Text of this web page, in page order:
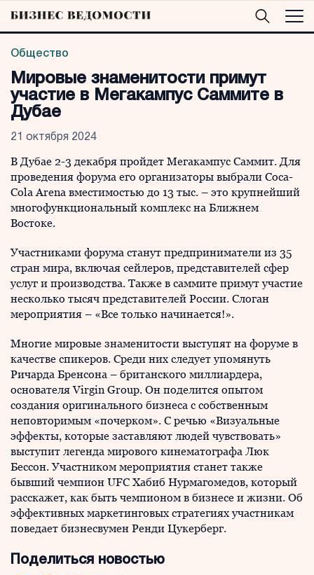
Общество
Мировые знаменитости примут
участие в Мегакампус Саммите в
Дубае
21 октября 2024
В Дубае 2-3 декабря пройдет Мегакампус Саммит. Для
проведения форума его организаторы выбрали Coca-
Cola Arena вместимостью до 13 тыс. – это крупнейший
многофункциональный комплекс на Ближнем
Востоке.
Участниками форума станут предприниматели из 35
стран мира, включая сейлеров, представителей сфер
услуг и производства. Также в саммите примут участие
несколько тысяч представителей России. Слоган
мероприятия – «Все только начинается!».
Многие мировые знаменитости выступят на форуме в
качестве спикеров. Среди них следует упомянуть
Ричарда Бренсона – британского миллиардера,
основателя Virgin Group. Он поделится опытом
создания оригинального бизнеса с собственным
неповторимым «почерком». С речью «Визуальные
эффекты, которые заставляют людей чувствовать»
выступит легенда мирового кинематографа Люк
Бессон. Участником мероприятия станет также
бывший чемпион UFC Хабиб Нурмагомедов, который
расскажет, как быть чемпионом в бизнесе и жизни. Об
эффективных маркетинговых стратегиях участникам
поведает бизнесвумен Ренди Цукерберг.
Поделиться новостью